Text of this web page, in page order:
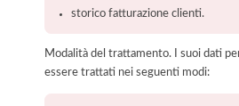
storico fatturazione clienti.
Modalità del trattamento. I suoi dati
essere trattati nei seguenti modi: